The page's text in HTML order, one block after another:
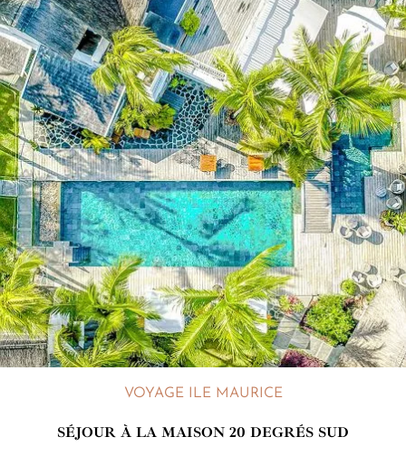
VOYAGE ILE MAURICE
SÉJOUR À LA MAISON 20 DEGRÉS SUD